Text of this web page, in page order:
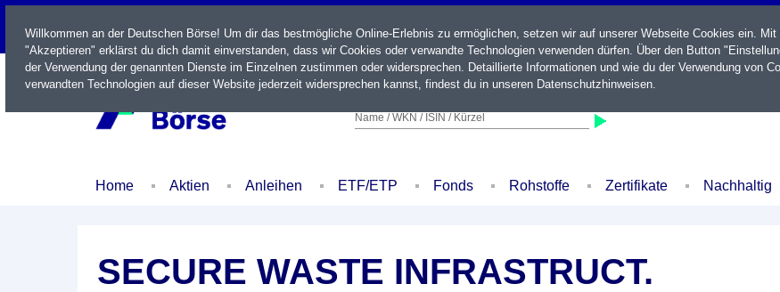
LIVE
Name / WKN / ISIN / Kürzel
Home Aktien Anleihen ETF/ETP Fonds Rohstoffe Zertifikate Nachhaltig
SECURE WASTE INFRASTRUCT.
Willkommen an der Deutschen Börse! Um dir das bestmögliche Online-Erlebnis zu ermöglichen, setzen wir auf unserer Webseite Cookies ein.
"Akzeptieren" erklärst du dich damit einverstanden, dass wir Cookies oder verwandte Technologien verwenden dürfen. Über den Button
der Verwendung der genannten Dienste im Einzelnen zustimmen oder widersprechen. Detaillierte Informationen und wie du der Verwendung von
verwandten Technologien auf dieser Website jederzeit widersprechen kannst, findest du in unseren Datenschutzhinweisen.